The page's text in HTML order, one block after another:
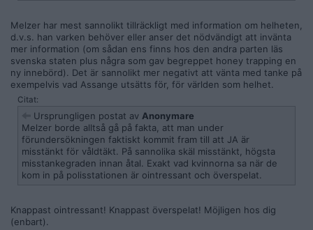
Melzer har mest sannolikt tillräckligt med information om helheten,
d.v.s. han varken behöver eller anser det nödvändigt att invänta
mer information (om sådan ens finns hos den andra parten läs
svenska staten plus några som gav begreppet honey trapping en
ny innebörd). Det är sannolikt mer negativt att vänta med tanke på
exempelvis vad Assange utsätts för, för världen som helhet.
Citat:
Ursprungligen postat av Anonymare
Melzer borde alltså gå på fakta, att man under
förundersökningen faktiskt kommit fram till att JA är
misstänkt för våldtäkt. På sannolika skäl misstänkt, högsta
misstankegraden innan åtal. Exakt vad kvinnorna sa när de
kom in på polisstationen är ointressant och överspelat.
Knappast ointressant! Knappast överspelat! Möjligen hos dig
(enbart).